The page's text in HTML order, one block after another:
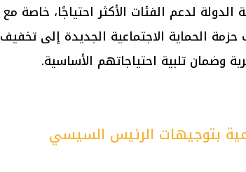
الدولة لدعم الفئات الأكثر احتياجًا، خاصة مع
الحماية الاجتماعية الجديدة إلى تخفيف
وضمان تلبية احتياجاتهم الأساسية.
بتوجيهات الرئيس السيسي